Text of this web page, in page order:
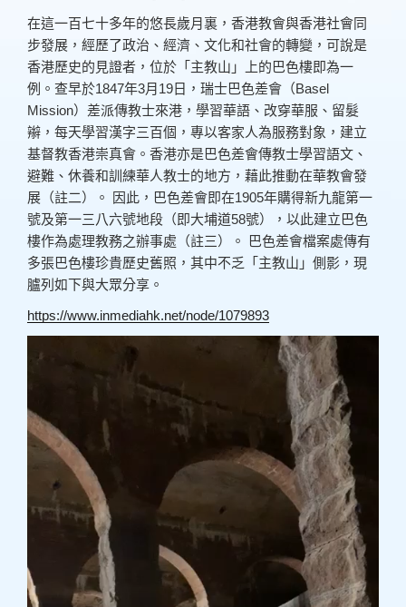
在這一百七十多年的悠長歲月裏，香港教會與香港社會同
步發展，經歷了政治、經濟、文化和社會的轉變，可說是
香港歷史的見證者，位於「主教山」上的巴色樓即為一
例。查早於1847年3月19日，瑞士巴色差會（Basel
Mission）差派傳教士來港，學習華語、改穿華服、留髮
辮，每天學習漢字三百個，專以客家人為服務對象，建立
基督教香港崇真會。香港亦是巴色差會傳教士學習語文、
避難、休養和訓練華人教士的地方，藉此推動在華教會發
展（註二）。 因此，巴色差會即在1905年購得新九龍第一
號及第一三八六號地段（即大埔道58號），以此建立巴色
樓作為處理教務之辦事處（註三）。 巴色差會檔案處傳有
多張巴色樓珍貴歷史舊照，其中不乏「主教山」側影，現
臚列如下與大眾分享。
https://www.inmediahk.net/node/1079893
放
器